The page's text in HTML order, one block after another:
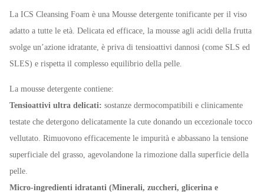
La ICS Cleansing Foam è una Mousse detergente tonificante per il viso
adatto a tutte le età. Delicata ed efficace, la mousse agli acidi della frutta
svolge un’azione idratante, è priva di tensioattivi dannosi (come SLS ed
SLES) e rispetta il complesso equilibrio della pelle.
La mousse detergente contiene:
Tensioattivi ultra delicati: sostanze dermocompatibili e clinicamente
testate che detergono delicatamente la cute donando un eccezionale tocco
vellutato. Rimuovono efficacemente le impurità e abbassano la tensione
superficiale del grasso, agevolandone la rimozione dalla superficie della
pelle.
Micro-ingredienti idratanti (Minerali, zuccheri, glicerina e